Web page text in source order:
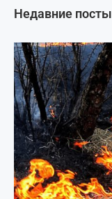
Недавние посты